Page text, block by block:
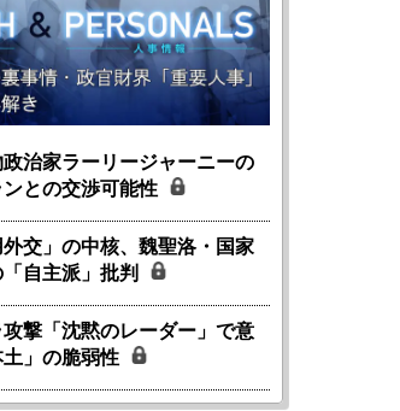
治家ラーリージャーニーの
との交渉可能性
交」の中核、魏聖洛・国家
自主派」批判
撃「沈黙のレーダー」で意
」の脆弱性